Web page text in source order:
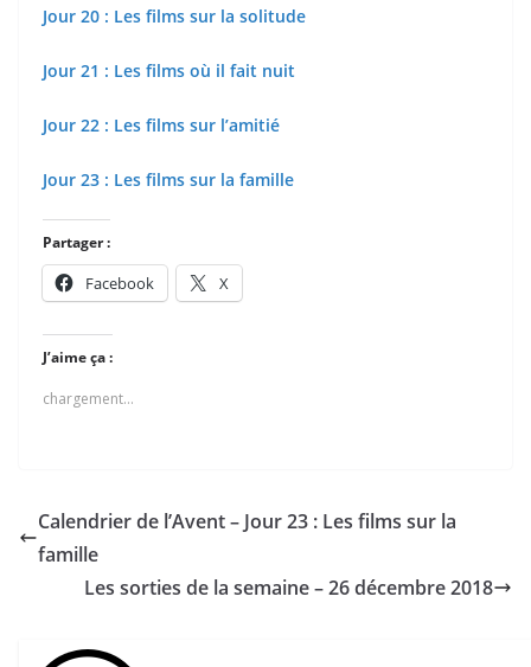
Jour 20 : Les films sur la solitude
Jour 21 : Les films où il fait nuit
Jour 22 : Les films sur l’amitié
Jour 23 : Les films sur la famille
Partager :
Facebook X
J’aime ça :
chargement…
Calendrier de l’Avent – Jour 23 : Les films sur la
famille
Les sorties de la semaine – 26 décembre 2018